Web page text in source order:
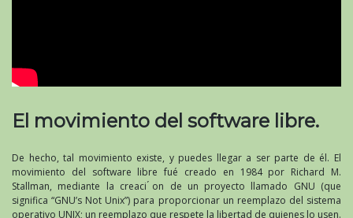
El movimiento del software libre.
De hecho, tal movimiento existe, y puedes llegar a ser parte de él. El
movimiento del software libre fué creado en 1984 por Richard M.
Stallman, mediante la creaci ́on de un proyecto llamado GNU (que
significa “GNU’s Not Unix”) para proporcionar un reemplazo del sistema
operativo UNIX; un reemplazo que respete la libertad de quienes lo usen.